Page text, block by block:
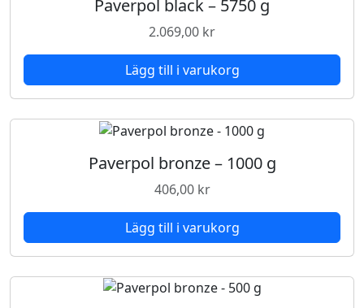
Paverpol black – 5750 g
2.069,00 kr
Lägg till i varukorg
Paverpol bronze – 1000 g
406,00 kr
Lägg till i varukorg